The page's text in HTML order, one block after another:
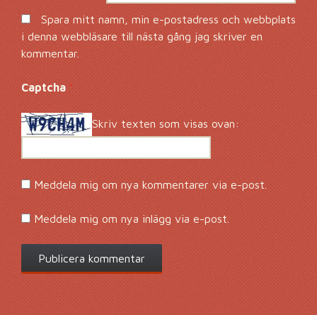
Spara mitt namn, min e-postadress och webbplats
i denna webbläsare till nästa gång jag skriver en
kommentar.
Captcha *
Skriv texten som visas ovan:
Meddela mig om nya kommentarer via e-post.
Meddela mig om nya inlägg via e-post.